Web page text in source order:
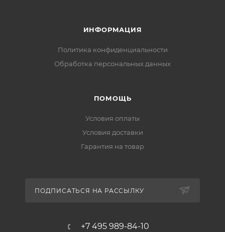
ИНФОРМАЦИЯ
Политика конфиденциальности
Обработка персональных данных
ПОМОЩЬ
Условия оплаты
Условия доставки
Гарантия на товар
ПОДПИСАТЬСЯ НА РАССЫЛКУ
+7 495 989-84-10